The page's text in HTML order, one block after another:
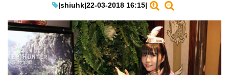
教學評測
EduTech
IT Times
|shiuhk|22-03-2018 16:15|